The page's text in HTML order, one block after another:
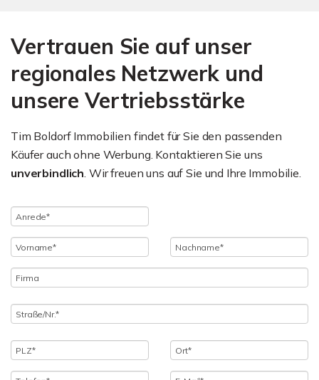
Vertrauen Sie auf unser
regionales Netzwerk und
unsere Vertriebsstärke
Tim Boldorf Immobilien findet für Sie den passenden
Käufer auch ohne Werbung. Kontaktieren Sie uns
unverbindlich. Wir freuen uns auf Sie und Ihre Immobilie.